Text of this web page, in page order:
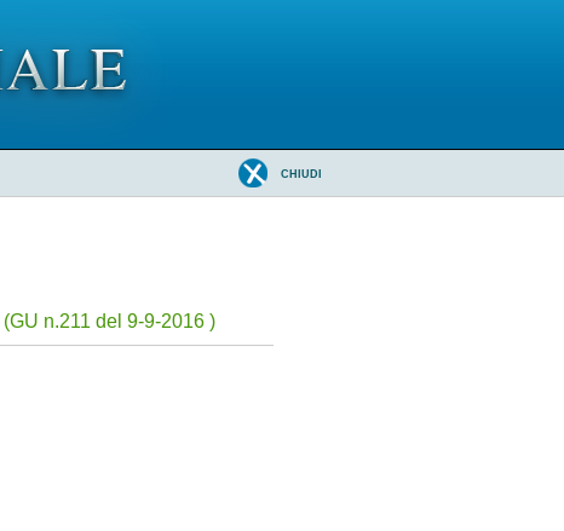
CHIUDI
(GU n.211 del 9-9-2016 )